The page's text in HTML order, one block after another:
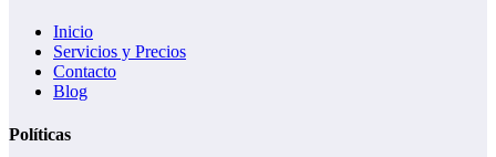
Inicio
Servicios y Precios
Contacto
Blog
Políticas